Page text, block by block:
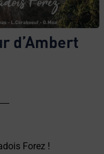
d’Ambert
Forez !